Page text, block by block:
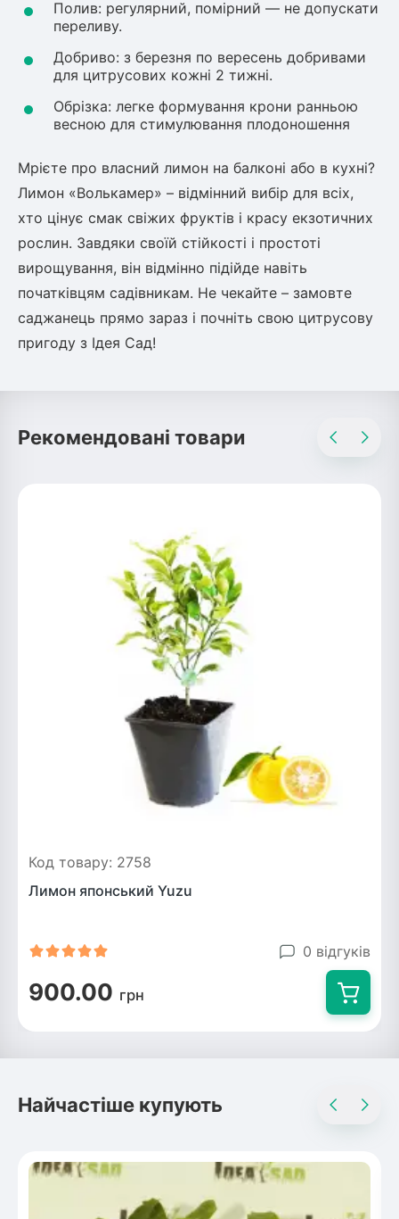
Полив: регулярний, помірний — не допускати
переливу.
Добриво: з березня по вересень добривами
для цитрусових кожні 2 тижні.
Обрізка: легке формування крони ранньою
весною для стимулювання плодоношення
Мрієте про власний лимон на балконі або в кухні?
Лимон «Волькамер» – відмінний вибір для всіх,
хто цінує смак свіжих фруктів і красу екзотичних
рослин. Завдяки своїй стійкості і простоті
вирощування, він відмінно підійде навіть
початківцям садівникам. Не чекайте – замовте
саджанець прямо зараз і почніть свою цитрусову
пригоду з Ідея Сад!
Рекомендовані товари
Код товару: 2758
Лимон японський Yuzu
0 відгуків
900.00 грн
Найчастіше купують